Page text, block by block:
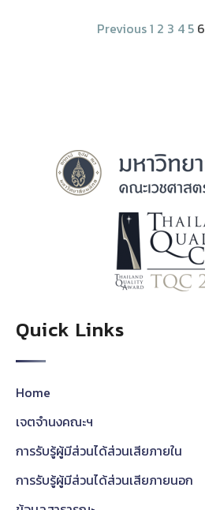
Previous1 2 3 4 5 6
Quick Links
Home
เจตจำนงคณะฯ
การรับรู้ผู้มีส่วนได้ส่วนเสียภายใน
การรับรู้ผู้มีส่วนได้ส่วนเสียภายนอก